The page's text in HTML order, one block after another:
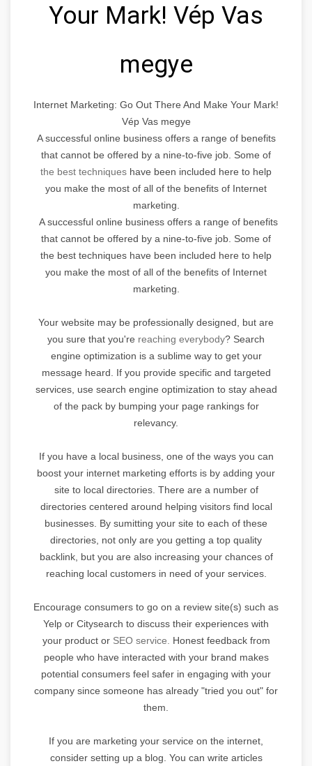
Your Mark! Vép Vas
megye
Internet Marketing: Go Out There And Make Your Mark!
Vép Vas megye
A successful online business offers a range of benefits
that cannot be offered by a nine-to-five job. Some of
the best techniques have been included here to help
you make the most of all of the benefits of Internet
marketing.
A successful online business offers a range of benefits
that cannot be offered by a nine-to-five job. Some of
the best techniques have been included here to help
you make the most of all of the benefits of Internet
marketing.
Your website may be professionally designed, but are
you sure that you're reaching everybody? Search
engine optimization is a sublime way to get your
message heard. If you provide specific and targeted
services, use search engine optimization to stay ahead
of the pack by bumping your page rankings for
relevancy.
If you have a local business, one of the ways you can
boost your internet marketing efforts is by adding your
site to local directories. There are a number of
directories centered around helping visitors find local
businesses. By sumitting your site to each of these
directories, not only are you getting a top quality
backlink, but you are also increasing your chances of
reaching local customers in need of your services.
Encourage consumers to go on a review site(s) such as
Yelp or Citysearch to discuss their experiences with
your product or SEO service.
Honest feedback from
people who have interacted with your brand makes
potential consumers feel safer in engaging with your
company since someone has already "tried you out" for
them.
If you are marketing your service on the internet,
consider setting up a blog. You can write articles